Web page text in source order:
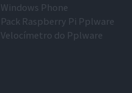
Windows Phone
Pack Raspberry Pi Pplware
Velocímetro do Pplware